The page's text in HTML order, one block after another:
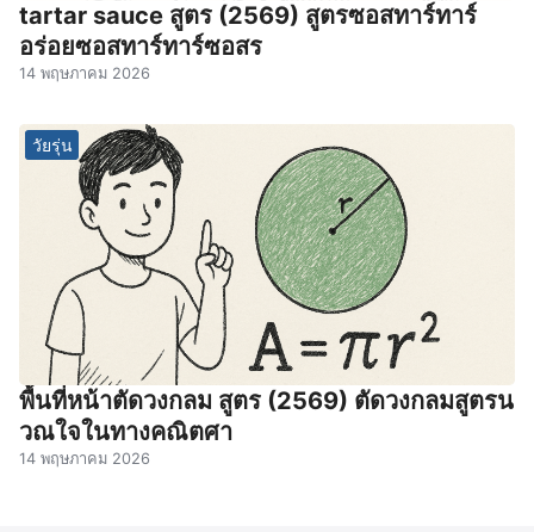
tartar sauce สูตร (2569) สูตรซอสทาร์ทาร์
อร่อยซอสทาร์ทาร์ซอสร
14 พฤษภาคม 2026
วัยรุ่น
พื้นที่หน้าตัดวงกลม สูตร (2569) ตัดวงกลมสูตรน
วณใจในทางคณิตศา
14 พฤษภาคม 2026